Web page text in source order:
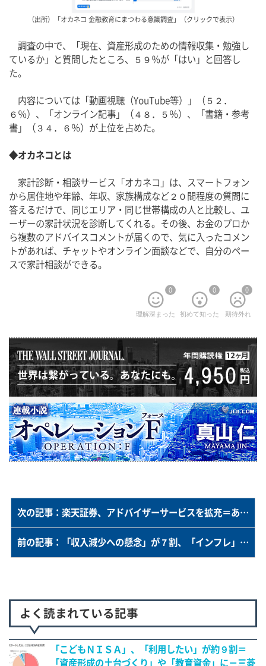
（出所）「オカネコ 金融教育にまつわる意識調査」（クリックで表示）
調査の中で、「現在、資産形成のための情報収集・勉強し
ているか」と質問したところ、５９％が「はい」と回答し
た。
内容については「動画視聴（YouTube等）」（５２．
６％）、「オンライン記事」（４８．５％）、「書籍・参考
書」（３４．６％）が上位を占めた。
◆オカネコとは
家計診断・相談サービス「オカネコ」は、スマートフォン
から居住地や年齢、年収、家族構成など２０問程度の質問に
答えるだけで、同じエリア・同じ世帯構成の人と比較し、ユ
ーザーの家計状況を診断してくれる。その後、お金のプロか
ら複数のアドバイスコメントが届くので、気に入ったコメン
トがあれば、チャットやオンライン面談などで、自分のペー
スで家計相談ができる。
0
理解深まった
0
初めて知った
0
期待外れ
次の記事：楽天証券、アドバイザーサービスを拡充＝あらゆる層の投資家を対象に－生涯を通じてゴール達成をサポート
前の記事：「収入減少への懸念」が７割、「インフレ」が５割＝退職金の資産運用のきっかけ－Japan Asset Management調べ
よく読まれている記事
「こどもＮＩＳＡ」、「利用したい」が約９割＝
「資産形成の土台づくり」や「教育資金」に－三菱